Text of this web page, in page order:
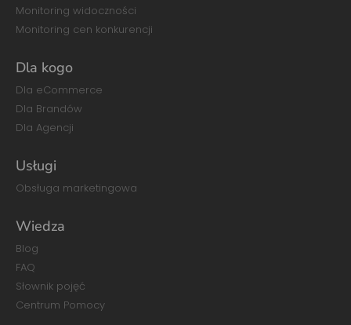
Monitoring widoczności
Monitoring cen konkurencji
Dla kogo
Dla eCommerce
Dla Brandów
Dla Agencji
Usługi
Obsługa marketingowa
Wiedza
Blog
FAQ
Słownik pojęć
Centrum Pomocy